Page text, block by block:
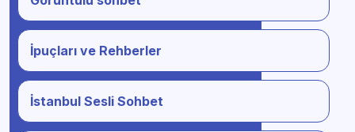
İpuçları ve Rehberler
İstanbul Sesli Sohbet